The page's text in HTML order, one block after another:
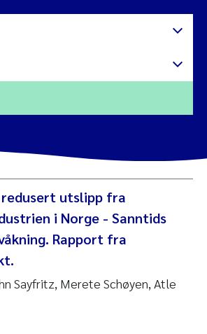
Kvile
Sekkenes
Lavin
utslipp fra
i Norge - Sanntids
Rapport fra
Sayfritz, Merete Schøyen, Atle